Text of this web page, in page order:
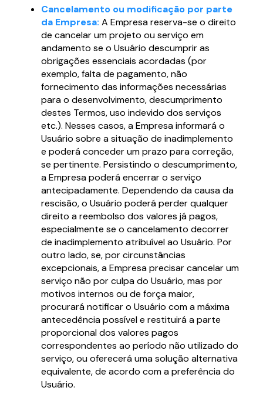
Cancelamento ou modificação por parte
da Empresa: A Empresa reserva-se o direito
de cancelar um projeto ou serviço em
andamento se o Usuário descumprir as
obrigações essenciais acordadas (por
exemplo, falta de pagamento, não
fornecimento das informações necessárias
para o desenvolvimento, descumprimento
destes Termos, uso indevido dos serviços
etc.). Nesses casos, a Empresa informará o
Usuário sobre a situação de inadimplemento
e poderá conceder um prazo para correção,
se pertinente. Persistindo o descumprimento,
a Empresa poderá encerrar o serviço
antecipadamente. Dependendo da causa da
rescisão, o Usuário poderá perder qualquer
direito a reembolso dos valores já pagos,
especialmente se o cancelamento decorrer
de inadimplemento atribuível ao Usuário. Por
outro lado, se, por circunstâncias
excepcionais, a Empresa precisar cancelar um
serviço não por culpa do Usuário, mas por
motivos internos ou de força maior,
procurará notificar o Usuário com a máxima
antecedência possível e restituirá a parte
proporcional dos valores pagos
correspondentes ao período não utilizado do
serviço, ou oferecerá uma solução alternativa
equivalente, de acordo com a preferência do
Usuário.